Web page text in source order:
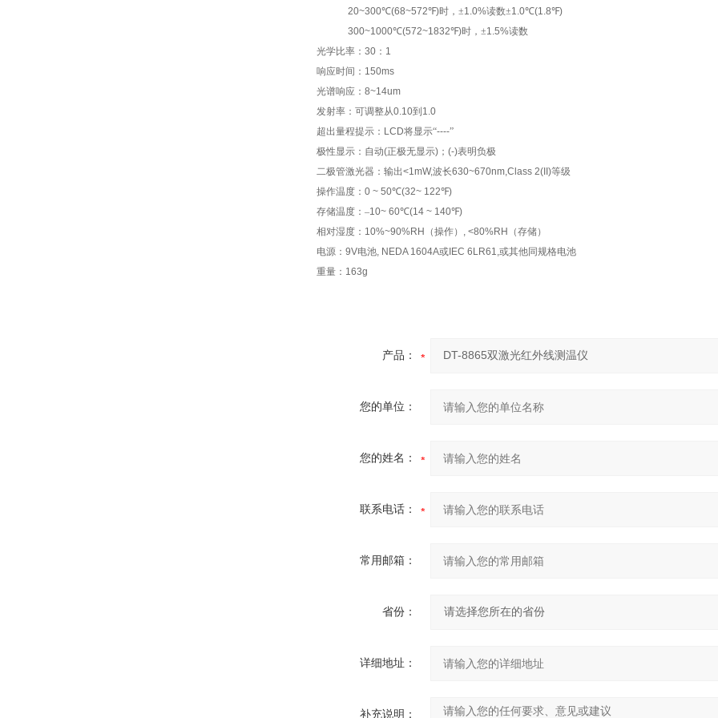
20~300℃(68~572℉)时，±1.0%读数±1.0℃(1.8℉)
300~1000℃(572~1832℉)时，±1.5%读数
光学比率： 30 ： 1
响应时间： 150ms
光谱响应： 8~14um
发射率：可调整从0.10到 1.0
超出量程提示： LCD将显示“----”
极性显示：自动(正极无显示) ； (-)表明负极
二极管激光器：输出<1mW,波长630~670nm,Class 2(II)等级
操作温度： 0 ~ 50℃(32~ 122℉)
存储温度：–10~ 60℃(14 ~ 140℉)
相对湿度： 10%~90%RH （操作） , <80%RH
（存储）
电源： 9V电池, NEDA 1604A或 IEC 6LR61,或其他同规格电池
重量： 163g
产品：
您的单位：
您的姓名：
联系电话：
常用邮箱：
省份：
详细地址：
补充说明：